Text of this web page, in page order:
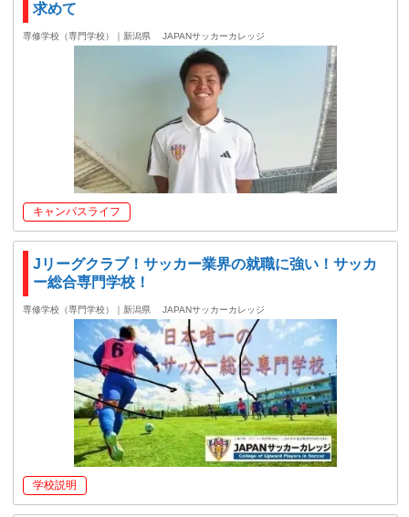
求めて
専修学校（専門学校）｜新潟県 JAPANサッカーカレッジ
キャンパスライフ
Jリーグクラブ！サッカー業界の就職に強い！サッカ
ー総合専門学校！
専修学校（専門学校）｜新潟県 JAPANサッカーカレッジ
学校説明